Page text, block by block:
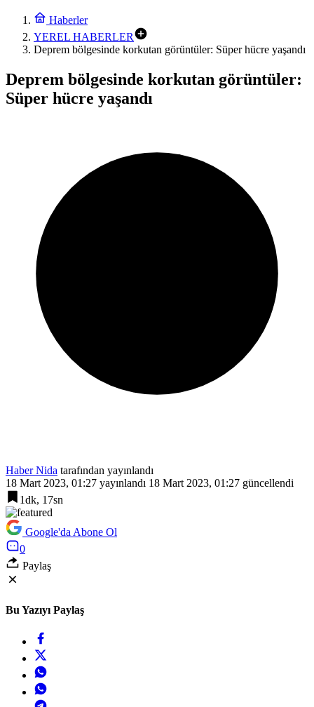
Haberler
YEREL HABERLER
Deprem bölgesinde korkutan görüntüler: Süper hücre yaşandı
Deprem bölgesinde korkutan görüntüler:
Süper hücre yaşandı
Haber Nida tarafından yayınlandı
18 Mart 2023, 01:27 yayınlandı 18 Mart 2023, 01:27 güncellendi
1dk, 17sn
Google'da Abone Ol
0
Paylaş
Bu Yazıyı Paylaş